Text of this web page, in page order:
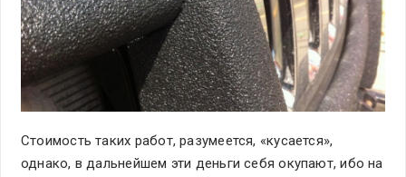
Стоимость таких работ, разумеется, «кусается»,
однако, в дальнейшем эти деньги себя окупают, ибо на